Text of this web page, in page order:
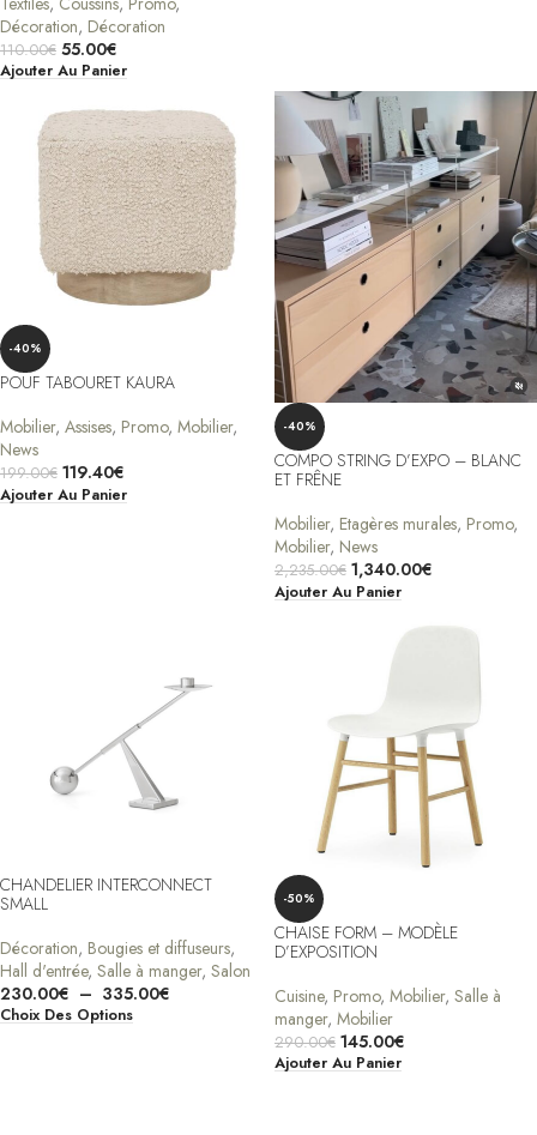
Décoration, Décoration
110.00€ 55.00€
Ajouter Au Panier
-40%
POUF TABOURET KAURA
Mobilier, Assises, Promo, Mobilier,
News
199.00€ 119.40€
Ajouter Au Panier
-40%
COMPO STRING D’EXPO – BLANC
ET FRÊNE
Mobilier, Etagères murales, Promo,
Mobilier, News
2,235.00€ 1,340.00€
Ajouter Au Panier
CHANDELIER INTERCONNECT
SMALL
Décoration, Bougies et diffuseurs,
Hall d'entrée, Salle à manger, Salon
230.00€ – 335.00€
Choix Des Options
-50%
CHAISE FORM – MODÈLE
D’EXPOSITION
Cuisine, Promo, Mobilier, Salle à
manger, Mobilier
290.00€ 145.00€
Ajouter Au Panier